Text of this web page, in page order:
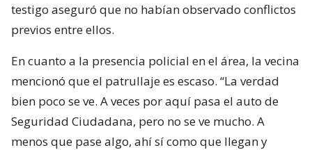
testigo aseguró que no habían observado conflictos
previos entre ellos.
En cuanto a la presencia policial en el área, la vecina
mencionó que el patrullaje es escaso. “La verdad
bien poco se ve. A veces por aquí pasa el auto de
Seguridad Ciudadana, pero no se ve mucho. A
menos que pase algo, ahí sí como que llegan y